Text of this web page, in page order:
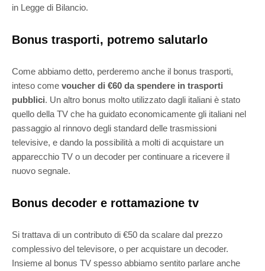
in Legge di Bilancio.
Bonus trasporti, potremo salutarlo
Come abbiamo detto, perderemo anche il bonus trasporti,
inteso come voucher di €60 da spendere in trasporti
pubblici. Un altro bonus molto utilizzato dagli italiani è stato
quello della TV che ha guidato economicamente gli italiani nel
passaggio al rinnovo degli standard delle trasmissioni
televisive, e dando la possibilità a molti di acquistare un
apparecchio TV o un decoder per continuare a ricevere il
nuovo segnale.
Bonus decoder e rottamazione tv
Si trattava di un contributo di €50 da scalare dal prezzo
complessivo del televisore, o per acquistare un decoder.
Insieme al bonus TV spesso abbiamo sentito parlare anche